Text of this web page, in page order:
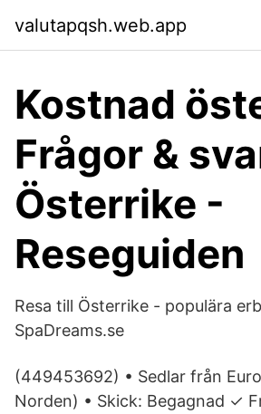
valutapqsh.web.app
Kostnad
Frågor &
Österrike -
Reseguiden
Resa till Österrike - populära
SpaDreams.se
(449453692) • Sedlar från
Norden) • Skick: Begagnad ✓